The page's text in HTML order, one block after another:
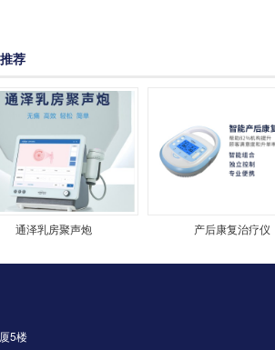
荐
通泽乳房聚声炮 产后康复治疗仪
5楼